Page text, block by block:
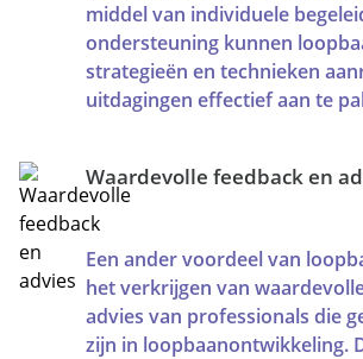
middel van individuele
ondersteuning kunnen
strategieën en technieken
uitdagingen effectief aan te
Waardevolle feedback en
Een ander voordeel van
het verkrijgen van
advies van professionals die
zijn in loopbaanontwikkeling.